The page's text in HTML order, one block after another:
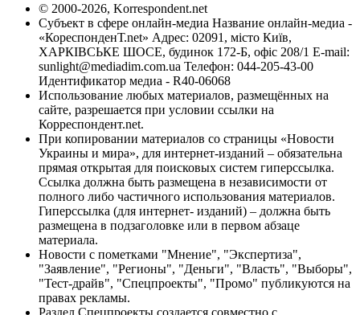
© 2000-2026, Korrespondent.net
Субъект в сфере онлайн-медиа Название онлайн-медиа -
«КореспонденТ.net» Адрес: 02091, місто Київ,
ХАРКІВСЬКЕ ШОСЕ, будинок 172-Б, офіс 208/1 E-mail:
sunlight@mediadim.com.ua Телефон: 044-205-43-00
Идентификатор медиа - R40-06068
Использование любых материалов, размещённых на
сайте, разрешается при условии ссылки на
Корреспондент.net.
При копировании материалов со страницы «Новости
Украины и мира», для интернет-изданий – обязательна
прямая открытая для поисковых систем гиперссылка.
Ссылка должна быть размещена в независимости от
полного либо частичного использования материалов.
Гиперссылка (для интернет- изданий) – должна быть
размещена в подзаголовке или в первом абзаце
материала.
Новости с пометками "Мнение", "Экспертиза",
"Заявление", "Регионы", "Деньги", "Власть", "Выборы",
"Тест-драйв", "Спецпроекты", "Промо" публикуются на
правах рекламы.
Раздел Спецпроекты создается совместно с